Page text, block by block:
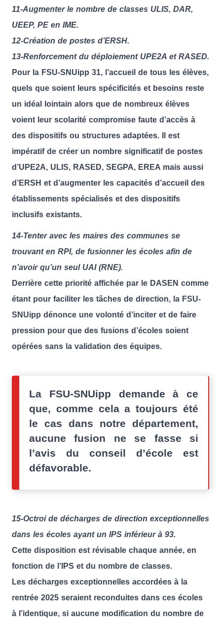
11-Augmenter le nombre de classes ULIS, DAR,
UEEP, PE en IME.
12-Création de postes d’ERSH.
13-Renforcement du déploiement UPE2A et RASED.
Pour la FSU-SNUipp 31, l’accueil de tous les élèves,
quels que soient leurs spécificités et besoins reste
un idéal lointain alors que de nombreux élèves
voient leur scolarité compromise faute d’accès à
des dispositifs ou structures adaptées. Il est
impératif de créer un nombre significatif de postes
d’UPE2A, ULIS, RASED, SEGPA, EREA mais aussi
d’ERSH et d’augmenter les capacités d’accueil des
établissements spécialisés et des dispositifs
inclusifs existants.
14-Tenter avec les maires des communes se
trouvant en RPI, de fusionner les écoles afin de
n’avoir qu’un seul UAI (RNE).
Derrière cette priorité affichée par le DASEN comme
étant pour faciliter les tâches de direction, la FSU-
SNUipp dénonce une volonté d’inciter et de faire
pression pour que des fusions d’écoles soient
opérées sans la validation des équipes.
La FSU-SNUipp demande à ce
que, comme cela a toujours été
le cas dans notre département,
aucune fusion ne se fasse si
l’avis du conseil d’école est
défavorable.
15-Octroi de décharges de direction exceptionnelles
dans les écoles ayant un IPS inférieur à 93.
Cette disposition est révisable chaque année, en
fonction de l’IPS et du nombre de classes.
Les décharges exceptionnelles accordées à la
rentrée 2025 seraient reconduites dans ces écoles
à l’identique, si aucune modification du nombre de